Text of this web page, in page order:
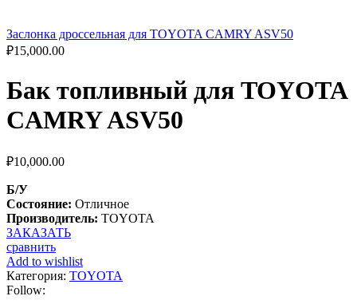
Заслонка дроссельная для TOYOTA CAMRY ASV50
₽15,000.00
Бак топливный для TOYOTA
CAMRY ASV50
₽10,000.00
Б/У
Состояние: Отличное
Производитель: TOYOTA
ЗАКАЗАТЬ
сравнить
Add to wishlist
Категория: TOYOTA
Follow: